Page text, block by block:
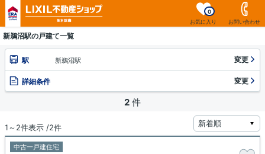
お気に入り
0
お問い合わせ
新鵜沼駅の戸建て一覧
駅 新鵜沼駅 変更
詳細条件 変更
2 件
1～2件表示 /2件
中古一戸建住宅